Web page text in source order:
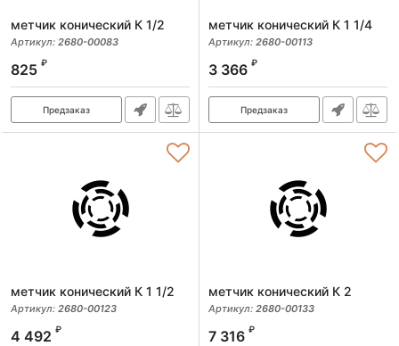
метчик конический К 1/2
Артикул: 2680-00083
825 ₽
Предзаказ
метчик конический К 1 1/4
Артикул: 2680-00113
3 366 ₽
Предзаказ
метчик конический К 1 1/2
Артикул: 2680-00123
4 492 ₽
метчик конический К 2
Артикул: 2680-00133
7 316 ₽